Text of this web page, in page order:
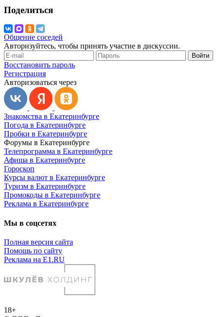
Поделиться
Общение соседей
Авторизуйтесь, чтобы принять участие в дискуссии.
Войти
Восстановить пароль
Регистрация
Авторизоваться через
Знакомства в Екатеринбурге
Погода в Екатеринбурге
Пробки в Екатеринбурге
Форумы в Екатеринбурге
Телепрограмма в Екатеринбурге
Афиша в Екатеринбурге
Гороскоп
Курсы валют в Екатеринбурге
Туризм в Екатеринбурге
Промокоды в Екатеринбурге
Реклама в Екатеринбурге
Мы в соцсетях
Полная версия сайта
Помощь по сайту
Реклама на E1.RU
18+